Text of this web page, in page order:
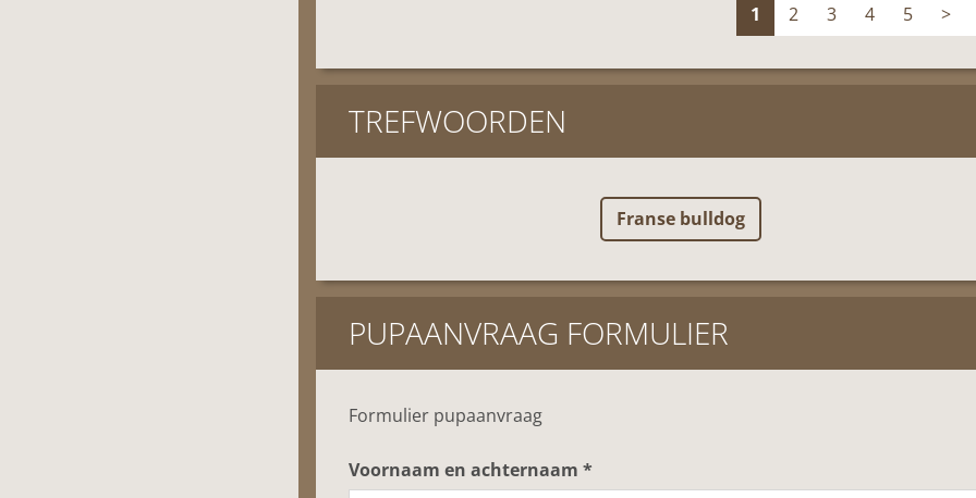
1 2 3 4 5 >
TREFWOORDEN
Franse bulldog
PUPAANVRAAG FORMULIER
Formulier pupaanvraag
Voornaam en achternaam *